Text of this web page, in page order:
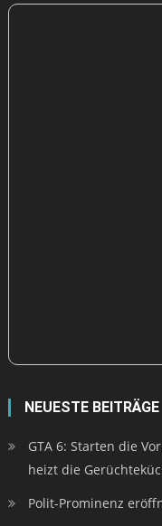
NEUESTE BEITRÄGE
GTA 6: Starten die
heizt die
Polit-Prominenz